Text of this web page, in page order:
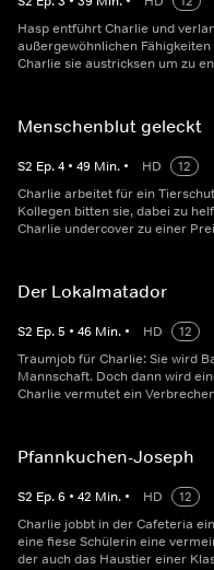
Hasp entführt Charlie und
außergewöhnlichen
Charlie sie austricksen um zu
Menschenblut geleckt
S2 Ep.4 • 49 Min. • HD
12
Charlie arbeitet für ein
Kollegen bitten sie, dabei zu
Charlie undercover zu einer
Der Lokalmatador
S2 Ep.5 • 46 Min. • HD
12
Traumjob für Charlie: Sie wird
Mannschaft. Doch dann wird
Charlie vermutet ein
Pfannkuchen-Joseph
S2 Ep.6 • 42 Min. • HD
12
Charlie jobbt in der Cafeteria
eine fiese Schülerin eine
der auch das Haustier einer